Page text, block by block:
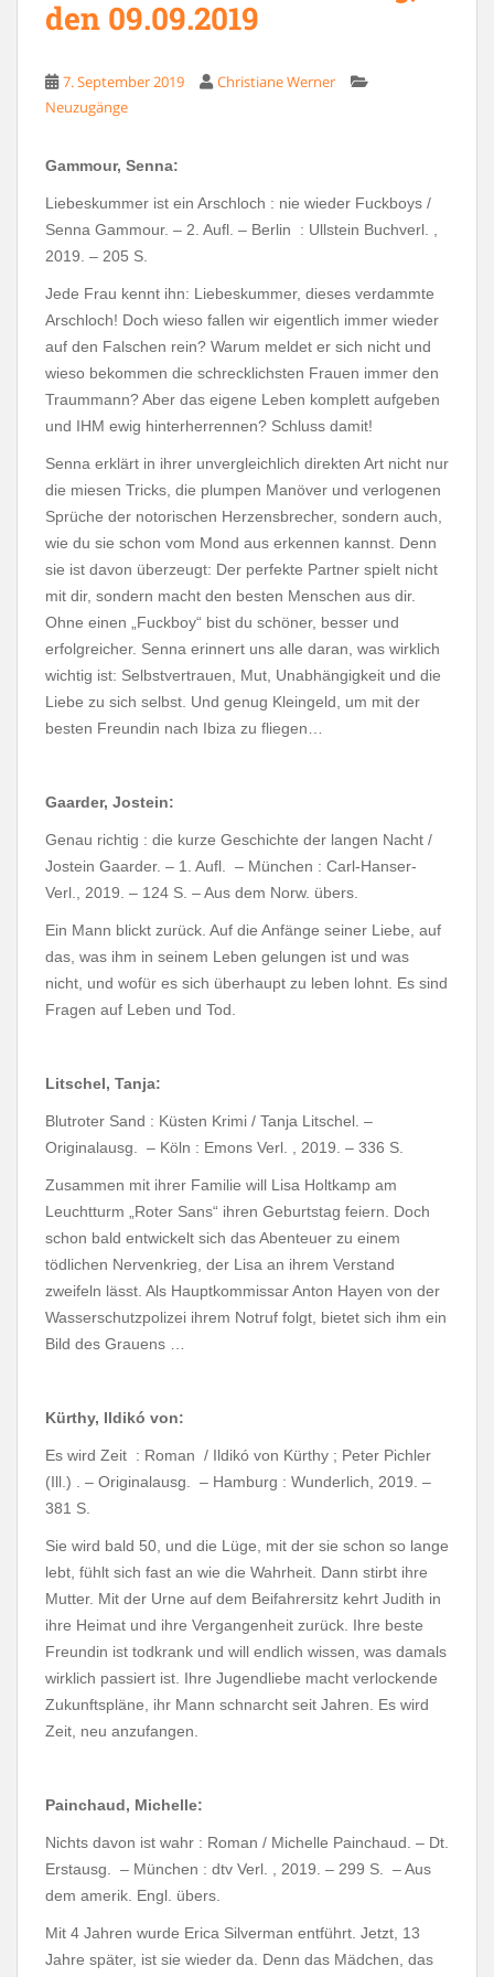
den 09.09.2019
7. September 2019
Christiane Werner
Neuzugänge
Gammour, Senna:
Liebeskummer ist ein Arschloch : nie wieder Fuckboys /
Senna Gammour. – 2. Aufl. – Berlin : Ullstein Buchverl. ,
2019. – 205 S.
Jede Frau kennt ihn: Liebeskummer, dieses verdammte
Arschloch! Doch wieso fallen wir eigentlich immer wieder
auf den Falschen rein? Warum meldet er sich nicht und
wieso bekommen die schrecklichsten Frauen immer den
Traummann? Aber das eigene Leben komplett aufgeben
und IHM ewig hinterherrennen? Schluss damit!
Senna erklärt in ihrer unvergleichlich direkten Art nicht nur
die miesen Tricks, die plumpen Manöver und verlogenen
Sprüche der notorischen Herzensbrecher, sondern auch,
wie du sie schon vom Mond aus erkennen kannst. Denn
sie ist davon überzeugt: Der perfekte Partner spielt nicht
mit dir, sondern macht den besten Menschen aus dir.
Ohne einen „Fuckboy“ bist du schöner, besser und
erfolgreicher. Senna erinnert uns alle daran, was wirklich
wichtig ist: Selbstvertrauen, Mut, Unabhängigkeit und die
Liebe zu sich selbst. Und genug Kleingeld, um mit der
besten Freundin nach Ibiza zu fliegen…
Gaarder, Jostein:
Genau richtig : die kurze Geschichte der langen Nacht /
Jostein Gaarder. – 1. Aufl. – München : Carl-Hanser-
Verl., 2019. – 124 S. – Aus dem Norw. übers.
Ein Mann blickt zurück. Auf die Anfänge seiner Liebe, auf
das, was ihm in seinem Leben gelungen ist und was
nicht, und wofür es sich überhaupt zu leben lohnt. Es sind
Fragen auf Leben und Tod.
Litschel, Tanja:
Blutroter Sand : Küsten Krimi / Tanja Litschel. –
Originalausg. – Köln : Emons Verl. , 2019. – 336 S.
Zusammen mit ihrer Familie will Lisa Holtkamp am
Leuchtturm „Roter Sans“ ihren Geburtstag feiern. Doch
schon bald entwickelt sich das Abenteuer zu einem
tödlichen Nervenkrieg, der Lisa an ihrem Verstand
zweifeln lässt. Als Hauptkommissar Anton Hayen von der
Wasserschutzpolizei ihrem Notruf folgt, bietet sich ihm ein
Bild des Grauens …
Kürthy, Ildikó von:
Es wird Zeit : Roman / Ildikó von Kürthy ; Peter Pichler
(Ill.) . – Originalausg. – Hamburg : Wunderlich, 2019. –
381 S.
Sie wird bald 50, und die Lüge, mit der sie schon so lange
lebt, fühlt sich fast an wie die Wahrheit. Dann stirbt ihre
Mutter. Mit der Urne auf dem Beifahrersitz kehrt Judith in
ihre Heimat und ihre Vergangenheit zurück. Ihre beste
Freundin ist todkrank und will endlich wissen, was damals
wirklich passiert ist. Ihre Jugendliebe macht verlockende
Zukunftspläne, ihr Mann schnarcht seit Jahren. Es wird
Zeit, neu anzufangen.
Painchaud, Michelle:
Nichts davon ist wahr : Roman / Michelle Painchaud. – Dt.
Erstausg. – München : dtv Verl. , 2019. – 299 S. – Aus
dem amerik. Engl. übers.
Mit 4 Jahren wurde Erica Silverman entführt. Jetzt, 13
Jahre später, ist sie wieder da. Denn das Mädchen, das